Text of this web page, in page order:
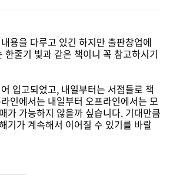
용을 다루고 있긴 하지만 출판창업에
한줄기 빛과 같은 책이니 꼭 참고하시기
입고되었고, 내일부터는 서점들로 책
인에서는 내일부터 오프라인에서는 모
가 가능하지 않을까 싶습니다. 기대만큼
기가 계속해서 이어질 수 있기를 바랄